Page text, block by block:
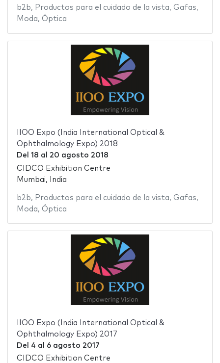
b2b, Productos para el cuidado de la vista, Gafas,
Moda, Óptica
IIOO Expo (India International Optical &
Ophthalmology Expo) 2018
Del 18 al 20 agosto 2018
CIDCO Exhibition Centre
Mumbai, India
b2b, Productos para el cuidado de la vista, Gafas,
Moda, Óptica
IIOO Expo (India International Optical &
Ophthalmology Expo) 2017
Del 4 al 6 agosto 2017
CIDCO Exhibition Centre